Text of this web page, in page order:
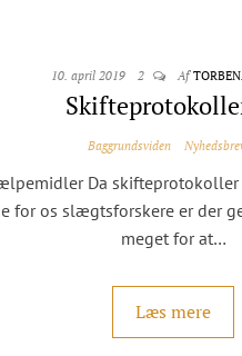
10. april 2019 2 Af
Baggrundsviden
Da
for os slægtsforskere er der
meget for at…
Læs mere